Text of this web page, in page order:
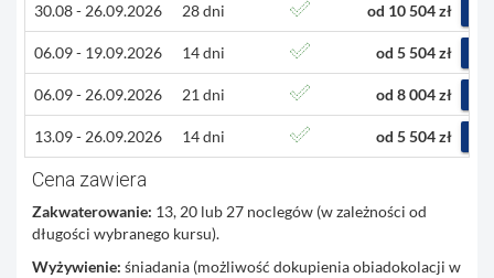
30.08 - 26.09.2026 28 dni od 10 504 zł
06.09 - 19.09.2026 14 dni od 5 504 zł
06.09 - 26.09.2026 21 dni od 8 004 zł
13.09 - 26.09.2026 14 dni od 5 504 zł
Cena zawiera
Zakwaterowanie: 13, 20 lub 27 noclegów (w zależności od
długości wybranego kursu).
Wyżywienie: śniadania (możliwość dokupienia obiadokolacji w